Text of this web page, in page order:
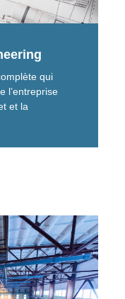
qui
l’entreprise
et la